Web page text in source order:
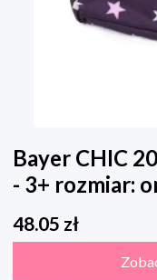
Bayer CHIC
- 3+ rozmiar:
48.05 zł